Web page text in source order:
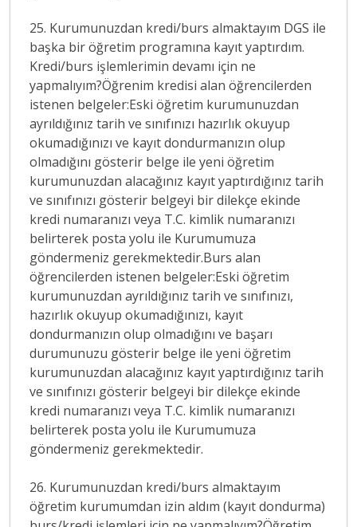
25. Kurumunuzdan kredi/burs almaktayım DGS ile
başka bir öğretim programına kayıt yaptırdım.
Kredi/burs işlemlerimin devamı için ne
yapmalıyım?Öğrenim kredisi alan öğrencilerden
istenen belgeler:Eski öğretim kurumunuzdan
ayrıldığınız tarih ve sınıfınızı hazırlık okuyup
okumadığınızı ve kayıt dondurmanızın olup
olmadığını gösterir belge ile yeni öğretim
kurumunuzdan alacağınız kayıt yaptırdığınız tarih
ve sınıfınızı gösterir belgeyi bir dilekçe ekinde
kredi numaranızı veya T.C. kimlik numaranızı
belirterek posta yolu ile Kurumumuza
göndermeniz gerekmektedir.Burs alan
öğrencilerden istenen belgeler:Eski öğretim
kurumunuzdan ayrıldığınız tarih ve sınıfınızı,
hazırlık okuyup okumadığınızı, kayıt
dondurmanızın olup olmadığını ve başarı
durumunuzu gösterir belge ile yeni öğretim
kurumunuzdan alacağınız kayıt yaptırdığınız tarih
ve sınıfınızı gösterir belgeyi bir dilekçe ekinde
kredi numaranızı veya T.C. kimlik numaranızı
belirterek posta yolu ile Kurumumuza
göndermeniz gerekmektedir.
26. Kurumunuzdan kredi/burs almaktayım
öğretim kurumumdan izin aldım (kayıt dondurma)